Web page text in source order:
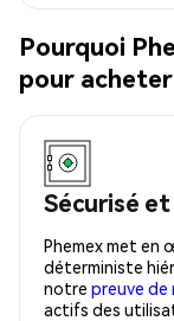
Pourquoi
pour
Sécurisé
Phemex met en
déterministe
notre preuve de
actifs des